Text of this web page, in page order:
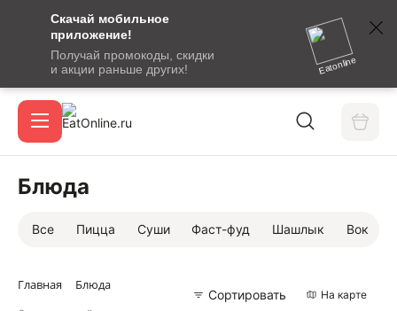
Скачай мобильное
приложение!
Получай промокоды, скидки
и акции раньше других!
Eatonline
сообщение
кодом
подтверждения
Акции
Блюда
Все Пицца Суши Фаст-фуд Шашлык Вок
Главная Блюда
Сортировать На карте